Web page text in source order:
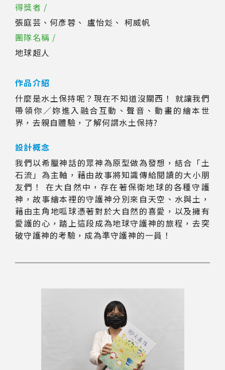
得獎者 /
張庭芸、何彥蓉、 盧怡彣、 柯威帆
團隊名稱 /
地球超人
作品介紹
什麼是水土保持呢？現在不知道沒關西！ 就讓我們
帶領你／妳進入融合互動、聲音、動畫的繪本世
界，去親自體驗，了解何謂水土保持?
設計概念
我們以希臘神話的眾神為原型做為發想，結合「土
石流」為主軸，藉由故事將知識傳給閱讀的大小朋
友們！ 在大自然中，存在著保衛地球的各種守護
神，故事繪本裡的守護神分別來自天空、水與土，
藉由主角地呱球憑著對於大自然的喜愛，以及擁有
愛護的心，踏上這段成為地球守護神的旅程，去突
破守護神的考驗，成為準守護神的一員！